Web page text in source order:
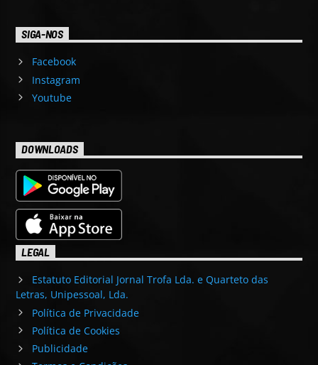
SIGA-NOS
Facebook
Instagram
Youtube
DOWNLOADS
LEGAL
Estatuto Editorial Jornal Trofa Lda. e Quarteto das
Letras, Unipessoal, Lda.
Política de Privacidade
Política de Cookies
Publicidade